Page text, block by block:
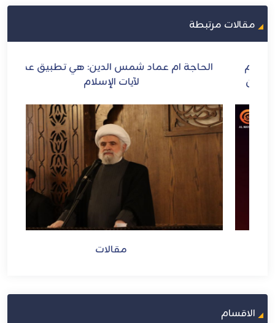
مقالات مرتبطة
الحاجة ام عماد شمس الدين: هي تطبيق عملي
لآيات الإسلام
مقالات
الاقسام